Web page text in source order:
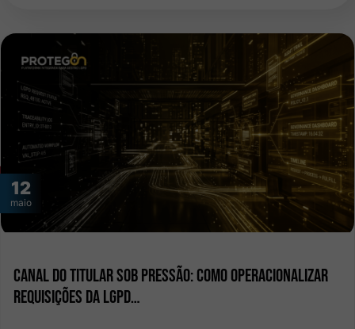
12
maio
Canal do Titular sob pressão: como operacionalizar
requisições da LGPD…